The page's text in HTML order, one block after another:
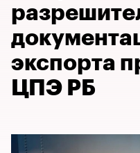
экспорта
ЦПЭ РБ